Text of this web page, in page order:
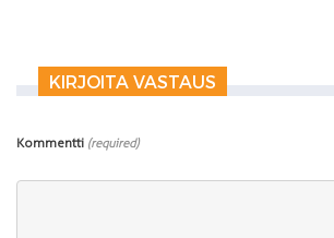
KIRJOITA VASTAUS
Kommentti (required)